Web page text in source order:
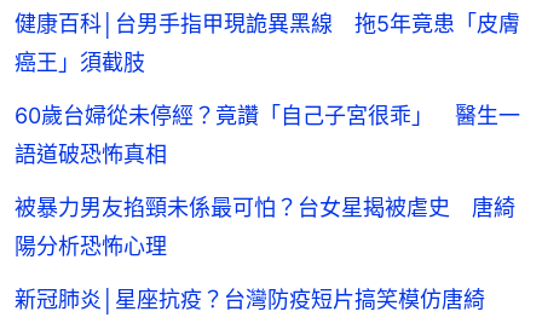
健康百科│台男手指甲現詭異黑線 拖5年竟患「皮膚
癌王」須截肢
60歲台婦從未停經？竟讚「自己子宮很乖」 醫生一
語道破恐怖真相
被暴力男友掐頸未係最可怕？台女星揭被虐史 唐綺
陽分析恐怖心理
新冠肺炎│星座抗疫？台灣防疫短片搞笑模仿唐綺